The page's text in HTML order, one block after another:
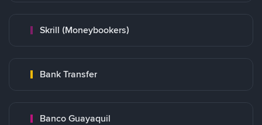
Skrill (Moneybookers)
Bank Transfer
Banco Guayaquil